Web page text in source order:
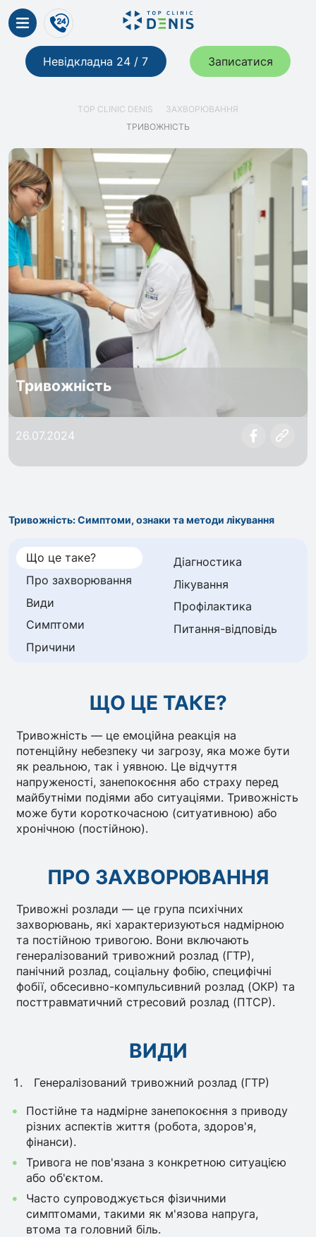
Невідкладна 24 / 7 Записатися
TOP CLINIC DENIS
ЗАХВОРЮВАННЯ
ТРИВОЖНІСТЬ
Тривожність
26.07.2024
Тривожність: Симптоми, ознаки та методи лікування
Що це таке?
Про захворювання
Види
Симптоми
Причини
Діагностика
Лікування
Профілактика
Питання-відповідь
ЩО ЦЕ ТАКЕ?
Тривожність — це емоційна реакція на
потенційну небезпеку чи загрозу, яка може бути
як реальною, так і уявною. Це відчуття
напруженості, занепокоєння або страху перед
майбутніми подіями або ситуаціями. Тривожність
може бути короткочасною (ситуативною) або
хронічною (постійною).
ПРО ЗАХВОРЮВАННЯ
Тривожні розлади — це група психічних
захворювань, які характеризуються надмірною
та постійною тривогою. Вони включають
генералізований тривожний розлад (ГТР),
панічний розлад, соціальну фобію, специфічні
фобії, обсесивно-компульсивний розлад (ОКР) та
посттравматичний стресовий розлад (ПТСР).
ВИДИ
Генералізований тривожний розлад (ГТР)
Постійне та надмірне занепокоєння з приводу
різних аспектів життя (робота, здоров'я,
фінанси).
Тривога не пов'язана з конкретною ситуацією
або об'єктом.
Часто супроводжується фізичними
симптомами, такими як м'язова напруга,
втома та головний біль.